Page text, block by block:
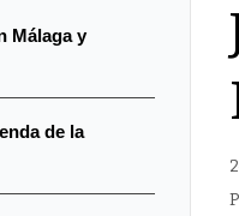
Málaga y
de la